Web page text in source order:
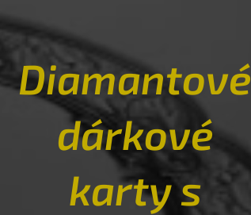
Diamantové
dárkové
karty s